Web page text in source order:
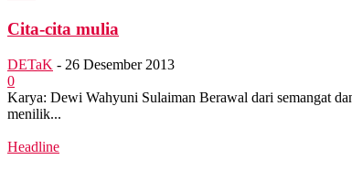
Cita-cita mulia
DETaK - 26 Desember 2013
0
Karya: Dewi Wahyuni Sulaiman Berawal dari semangat
menilik...
Headline